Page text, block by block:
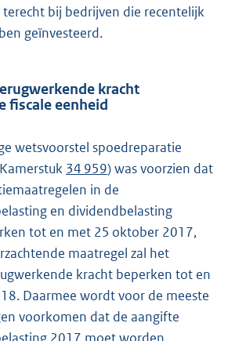
bij bedrijven die recentelijk
geïnvesteerd.
kracht
fiscale eenheid
wetsvoorstel spoedreparatie
34 959) was voorzien dat
in de
en dividendbelasting
tot en met 25 oktober 2017,
maatregel zal het
kracht beperken tot en
Daarmee wordt voor de meeste
voorkomen dat de aangifte
2017 moet worden